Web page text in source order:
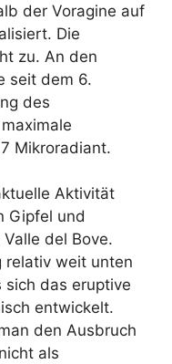
der Voragine auf
Die
zu. An den
seit dem 6.
des
Mikroradiant.
Aktivität
Gipfel und
del Bove.
relativ weit unten
sich das eruptive
entwickelt.
den Ausbruch
als